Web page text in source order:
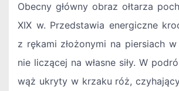
Obecny główny obraz ołtarza
XIX w. Przedstawia energiczne
z rękami złożonymi na piersiach
nie liczącej na własne siły. W
wąż ukryty w krzaku róż,